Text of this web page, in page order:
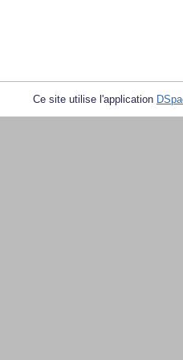
Ce site utilise l'application